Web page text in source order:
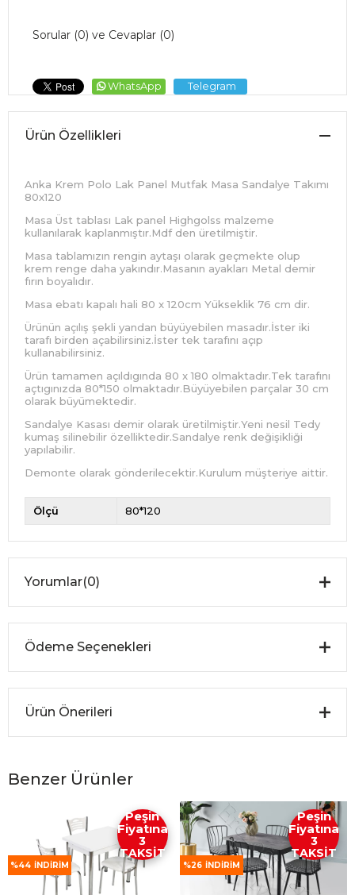
Sorular (0) ve Cevaplar (0)
WhatsApp Telegram
Ürün Özellikleri
Anka Krem Polo Lak Panel Mutfak Masa Sandalye Takımı
80x120
Masa Üst tablası Lak panel Highgolss malzeme
kullanılarak kaplanmıştır.Mdf den üretilmiştir.
Masa tablamızın rengin aytaşı olarak geçmekte olup
krem renge daha yakındır.Masanın ayakları Metal demir
fırın boyalıdır.
Masa ebatı kapalı hali 80 x 120cm Yükseklik 76 cm dir.
Ürünün açılış şekli yandan büyüyebilen masadır.İster iki
tarafı birden açabilirsiniz.İster tek tarafını açıp
kullanabilirsiniz.
Ürün tamamen açıldıgında 80 x 180 olmaktadır.Tek tarafını
açtıgınızda 80*150 olmaktadır.Büyüyebilen parçalar 30 cm
olarak büyümektedir.
Sandalye Kasası demir olarak üretilmiştir.Yeni nesil Tedy
kumaş silinebilir özelliktedir.Sandalye renk değişikliği
yapılabilir.
Demonte olarak gönderilecektir.Kurulum müşteriye aittir.
Ölçü 80*120
Yorumlar(0)
Ödeme Seçenekleri
Ürün Önerileri
Benzer Ürünler
%44 İNDIRIM
Peşin
Fiyatına
3
TAKSİT
%26 İNDIRIM
Peşin
Fiyatına
3
TAKSİT